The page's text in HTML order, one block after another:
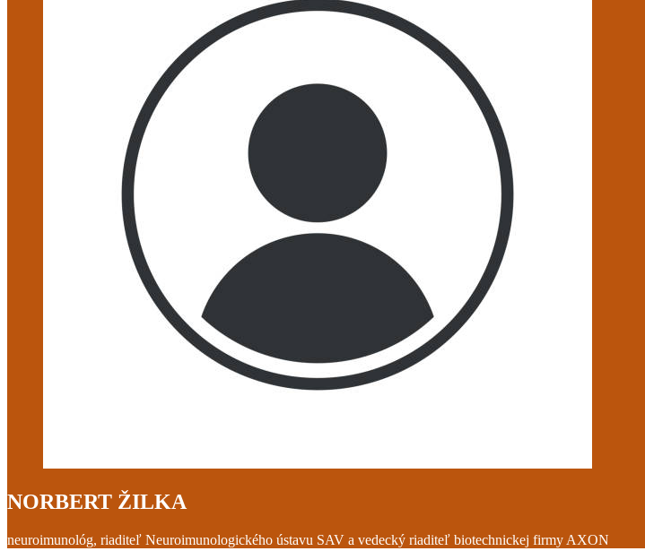
NORBERT ŽILKA
neuroimunológ, riaditeľ Neuroimunologického ústavu SAV a vedecký riaditeľ biotechnickej firmy AXON